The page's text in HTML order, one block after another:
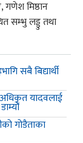
गणेश मिष्ठान
सम्भु लड्डु तथा
सबै बिद्यार्थी
यादवलाई
गोडैताका